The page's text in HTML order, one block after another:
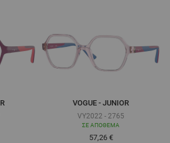
όσο
VOGUE - JUNIOR
VY2022 - 2765
ΣΕ ΑΠΌΘΕΜΑ
Τόσο χαμηλά όσο
57,26 €